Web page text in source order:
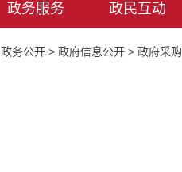
政务服务 政民互动
政务公开 > 政府信息公开 > 政府采购